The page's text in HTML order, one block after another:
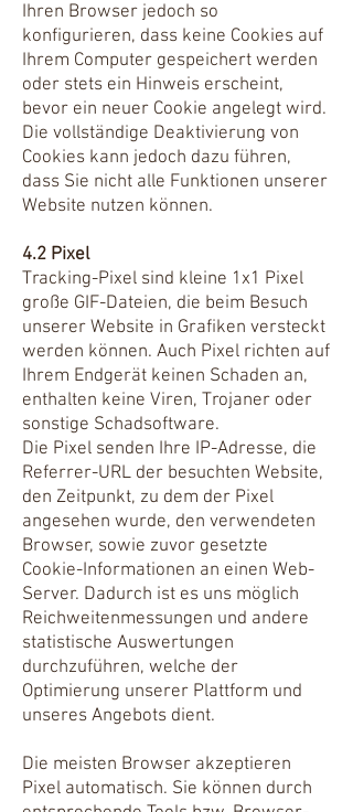
Ihren Browser jedoch so
konfigurieren, dass keine Cookies auf
Ihrem Computer gespeichert werden
oder stets ein Hinweis erscheint,
bevor ein neuer Cookie angelegt wird.
Die vollständige Deaktivierung von
Cookies kann jedoch dazu führen,
dass Sie nicht alle Funktionen unserer
Website nutzen können.
4.2 Pixel
Tracking-Pixel sind kleine 1x1 Pixel
große GIF-Dateien, die beim Besuch
unserer Website in Grafiken versteckt
werden können. Auch Pixel richten auf
Ihrem Endgerät keinen Schaden an,
enthalten keine Viren, Trojaner oder
sonstige Schadsoftware.
Die Pixel senden Ihre IP-Adresse, die
Referrer-URL der besuchten Website,
den Zeitpunkt, zu dem der Pixel
angesehen wurde, den verwendeten
Browser, sowie zuvor gesetzte
Cookie-Informationen an einen Web-
Server. Dadurch ist es uns möglich
Reichweitenmessungen und andere
statistische Auswertungen
durchzuführen, welche der
Optimierung unserer Plattform und
unseres Angebots dient.
Die meisten Browser akzeptieren
Pixel automatisch. Sie können durch